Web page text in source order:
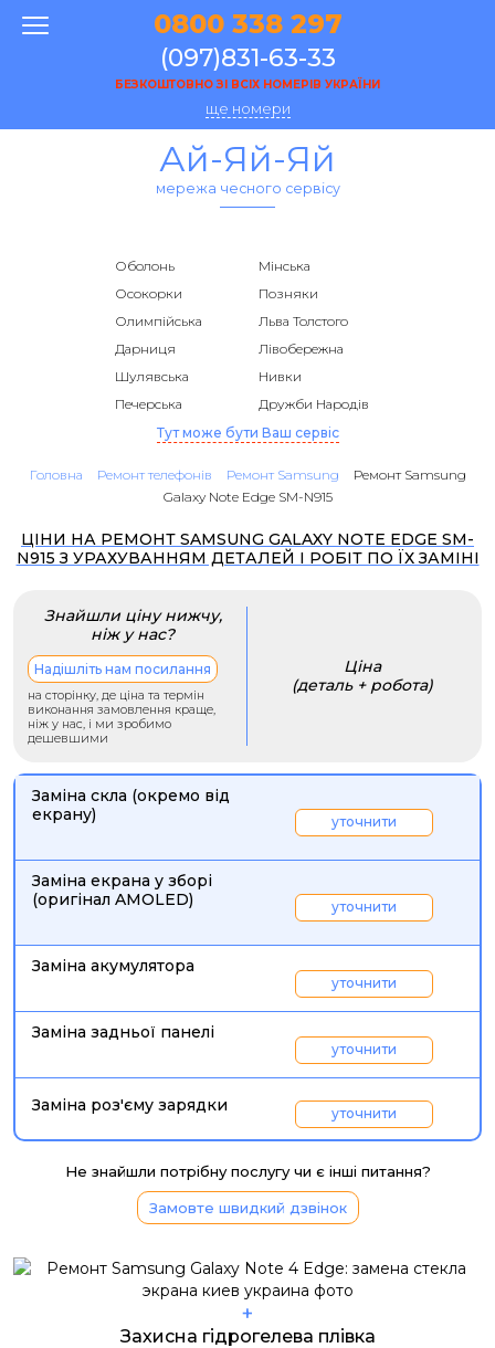
0800 338 297
(097)831-63-33
БЕЗКОШТОВНО ЗІ ВСІХ НОМЕРІВ УКРАЇНИ
ще номери
Ай-Яй-Яй
мережа чесного сервісу
Оболонь
Мінська
Осокорки
Позняки
Олимпійська
Льва Толстого
Дарниця
Лівобережна
Шулявська
Нивки
Печерська
Дружби Народів
Тут може бути Ваш сервіс
Головна Ремонт телефонів Ремонт Samsung
Ремонт Samsung
Galaxy Note Edge SM-N915
ЦІНИ НА РЕМОНТ SAMSUNG GALAXY NOTE EDGE SM-
N915 З УРАХУВАННЯМ ДЕТАЛЕЙ І РОБІТ ПО ЇХ ЗАМІНІ
Знайшли ціну нижчу,
ніж у нас?
Надішліть нам посилання
на сторінку, де ціна та термін
виконання замовлення краще,
ніж у нас, і ми зробимо
дешевшими
Ціна
(деталь + робота)
Заміна скла (окремо від
екрану)
уточнити
Заміна екрана у зборі
(оригінал AMOLED)
уточнити
Заміна акумулятора
уточнити
Заміна задньої панелі
уточнити
Заміна роз'єму зарядки уточнити
Не знайшли потрібну послугу чи є інші питання?
Замовте швидкий дзвінок
+
Захисна гідрогелева плівка